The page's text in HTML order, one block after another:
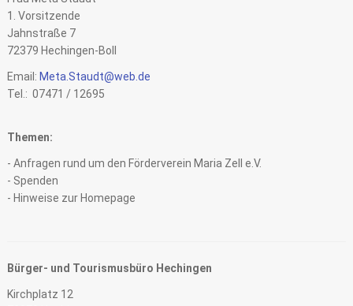
1. Vorsitzende
Jahnstraße 7
72379 Hechingen-Boll
Email: Meta.Staudt@web.de
Tel.: 07471 / 12695
Themen:
- Anfragen rund um den Förderverein Maria Zell e.V.
- Spenden
- Hinweise zur Homepage
Bürger- und Tourismusbüro Hechingen
Kirchplatz 12